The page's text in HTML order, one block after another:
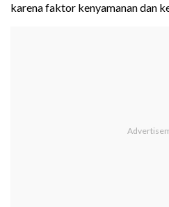
karena faktor kenyamanan dan